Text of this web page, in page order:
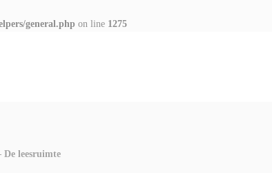
general.php on line 1275
leesruimte